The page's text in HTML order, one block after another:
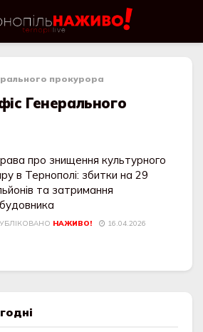
прокурора
Генерального
про знищення культурного
в Тернополі: збитки на 29
та затримання
НАЖИВО! 16.04.2026